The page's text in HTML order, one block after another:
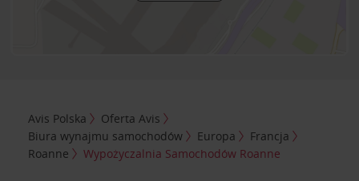
Avis Polska
Oferta Avis
Biura wynajmu samochodów
Europa
Francja
Roanne
Wypożyczalnia Samochodów Roanne